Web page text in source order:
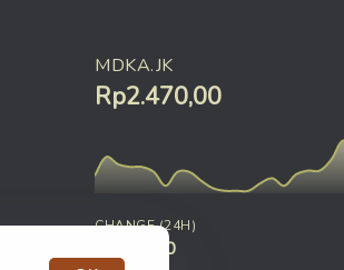
MDKA.JK
Rp2.470,00
CHANGE (24H)
Rp190,00